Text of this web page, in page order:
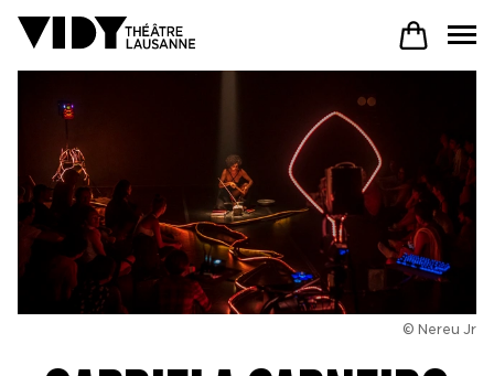
AU PROGRAMME
PARTICIPER
VENIR À VIDY
© Nereu Jr